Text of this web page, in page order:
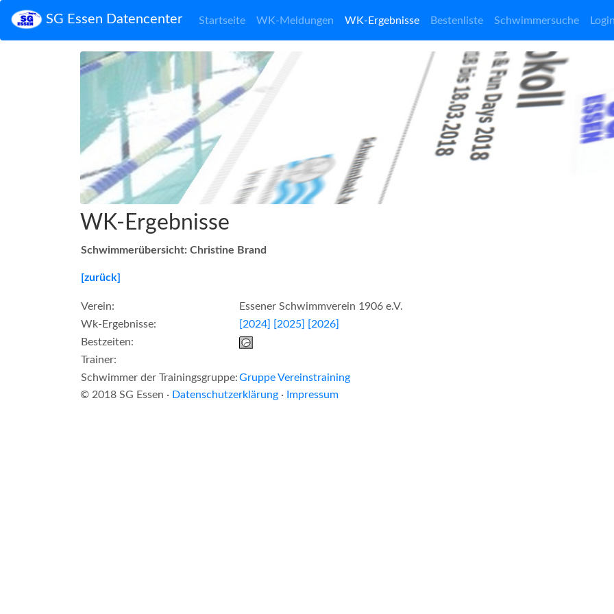
SG Essen Datencenter Startseite WK-Meldungen WK-Ergebnisse Bestenliste Schwimmersuche
WK-Ergebnisse
Schwimmerübersicht: Christine Brand
[zurück]
Verein:
Essener Schwimmverein 1906 e.V.
Wk-Ergebnisse:
[2024] [2025] [2026]
Bestzeiten:
Trainer:
Schwimmer der Trainingsgruppe:Gruppe Vereinstraining
© 2018 SG Essen · Datenschutzerklärung · Impressum